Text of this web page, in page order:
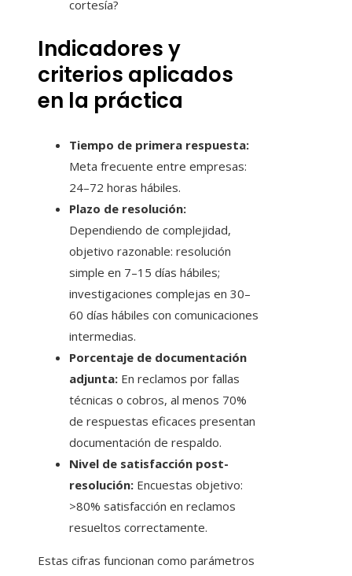
cortesía?
Indicadores y
criterios aplicados
en la práctica
Tiempo de primera respuesta:
Meta frecuente entre empresas:
24–72 horas hábiles.
Plazo de resolución:
Dependiendo de complejidad,
objetivo razonable: resolución
simple en 7–15 días hábiles;
investigaciones complejas en 30–
60 días hábiles con comunicaciones
intermedias.
Porcentaje de documentación
adjunta: En reclamos por fallas
técnicas o cobros, al menos 70%
de respuestas eficaces presentan
documentación de respaldo.
Nivel de satisfacción post-
resolución: Encuestas objetivo:
>80% satisfacción en reclamos
resueltos correctamente.
Estas cifras funcionan como parámetros